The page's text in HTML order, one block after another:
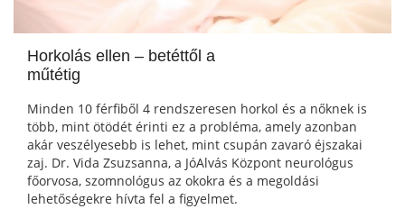
Horkolás ellen – betéttől a
műtétig
Minden 10 férfiből 4 rendszeresen horkol és a nőknek is
több, mint ötödét érinti ez a probléma, amely azonban
akár veszélyesebb is lehet, mint csupán zavaró éjszakai
zaj. Dr. Vida Zsuzsanna, a JóAlvás Központ neurológus
főorvosa, szomnológus az okokra és a megoldási
lehetőségekre hívta fel a figyelmet.